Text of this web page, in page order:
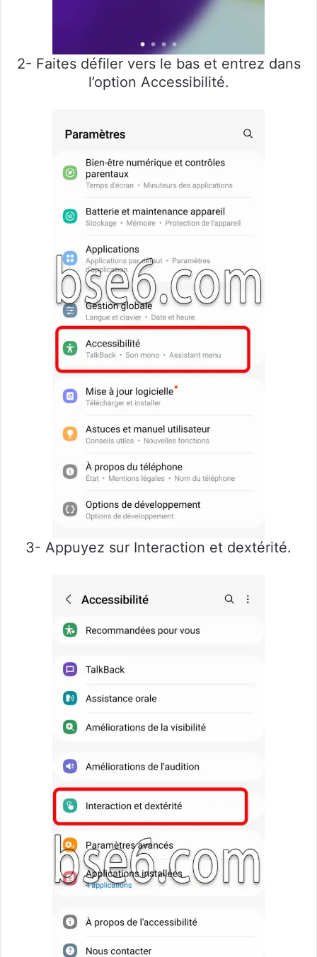
2- Faites défiler vers le bas et entrez dans
l’option Accessibilité.
3- Appuyez sur Interaction et dextérité.